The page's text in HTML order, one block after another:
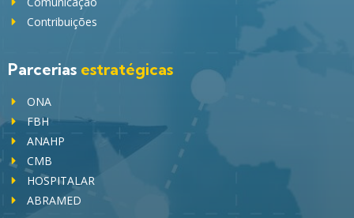
Contribuições
Parcerias estratégicas
ONA
FBH
ANAHP
CMB
HOSPITALAR
ABRAMED